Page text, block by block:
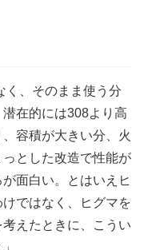
く、そのまま使う分
在的には308より高
容積が大きい分、火
とした改造で性能が
面白い。とはいえヒ
ではなく、ヒグマを
えたときに、こうい